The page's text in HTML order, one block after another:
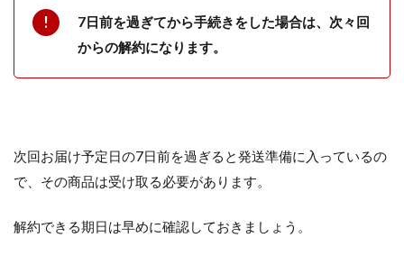
7日前を過ぎてから手続きをした場合は、次々回
からの解約になります。
次回お届け予定日の7日前を過ぎると発送準備に入っているの
で、その商品は受け取る必要があります。
解約できる期日は早めに確認しておきましょう。